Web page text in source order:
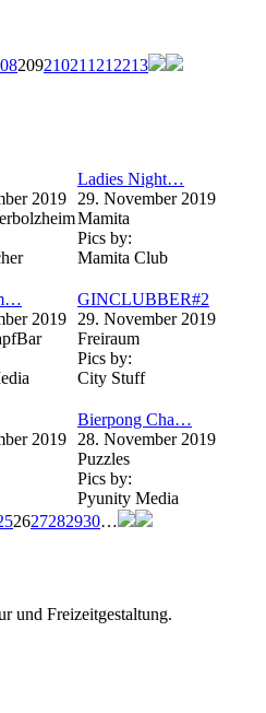
209210211 212213
2019
Ladies Night…
29. November 2019
Mamita
Pics by:
Mamita Club
2019
GINCLUBBER#2
29. November 2019
Freiraum
Pics by:
City Stuff
2019
Bierpong Cha…
28. November 2019
Puzzles
Pics by:
Pyunity Media
2627282930…
und Freizeitgestaltung.